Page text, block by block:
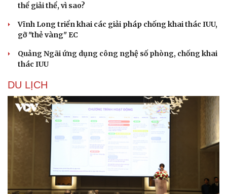
thể giải thể, vì sao?
Vĩnh Long triển khai các giải pháp chống khai thác IUU,
gỡ "thẻ vàng" EC
Quảng Ngãi ứng dụng công nghệ số phòng, chống khai
thác IUU
DU LỊCH